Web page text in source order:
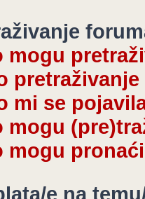
mogu
mi se
mogu
mogu
e na